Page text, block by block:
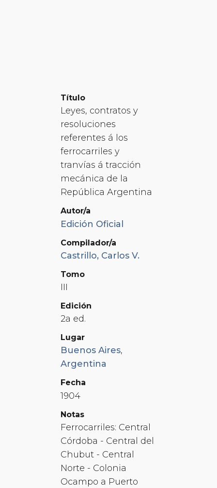
Título
Leyes, contratos y
resoluciones
referentes á los
ferrocarriles y
tranvías á tracción
mecánica de la
República Argentina
Autor/a
Edición Oficial
Compilador/a
Castrillo, Carlos V.
Tomo
III
Edición
2a ed.
Lugar
Buenos Aires,
Argentina
Fecha
1904
Notas
Ferrocarriles: Central
Córdoba - Central del
Chubut - Central
Norte - Colonia
Ocampo a Puerto